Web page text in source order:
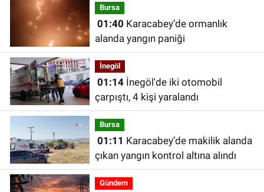
Bursa
01:40
alanda yangın paniği
İnegöl
01:14İnegöl'de iki otomobil
çarpıştı, 4 kişi yaralandı
Bursa
01:11
çıkan yangın kontrol altına alındı
Gündem